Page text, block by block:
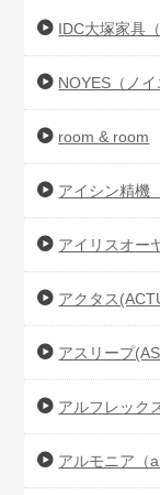
IDC大塚家具
NOYES（ノイ
room & room
アイシン精機
アイリスオー
アクタス
アスリープ
アルフレック
アルモニア（